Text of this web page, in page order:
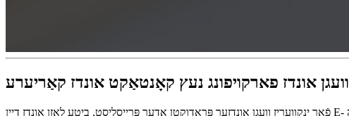
וועגן אונדז פארקויפונג נעץ קאָנטאַקט אונדז קאַריערע